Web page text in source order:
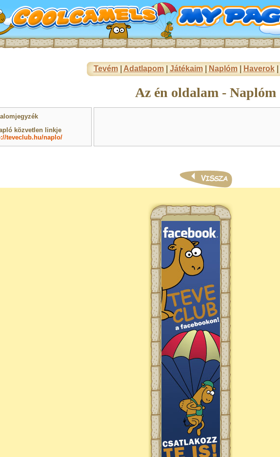
Tevém| Adatlapom| Játékaim| Naplóm| Haverok|
Az én oldalam - Naplóm
közvetlen linkje
teveclub.hu/naplo/